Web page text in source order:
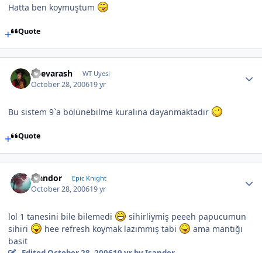
Hatta ben koymuştum
Quote
Shevarash WT Uyesi
October 28, 200619 yr
Bu sistem 9`a bölünebilme kuralına dayanmaktadır
Quote
Isandor Epic Knight
October 28, 200619 yr
lol 1 tanesini bile bilemedi
sihirliymiş peeeh papucumun
sihiri
hee refresh koymak lazımmış tabi
ama mantığı
basit